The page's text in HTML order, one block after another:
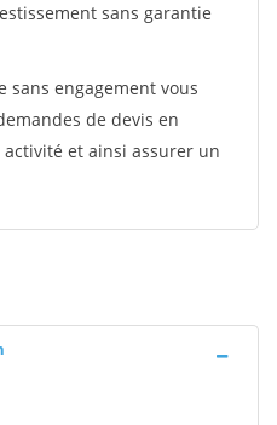
sans garantie
sans engagement vous
de devis en
et ainsi assurer un